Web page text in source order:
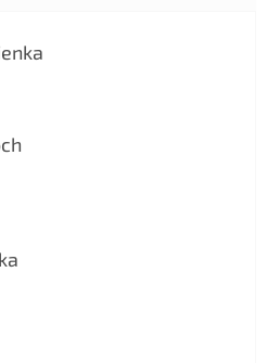
je 5 z 5 hvězdiček.
je 5 z 5 hvězdiček.
je 5 z 5 hvězdiček.